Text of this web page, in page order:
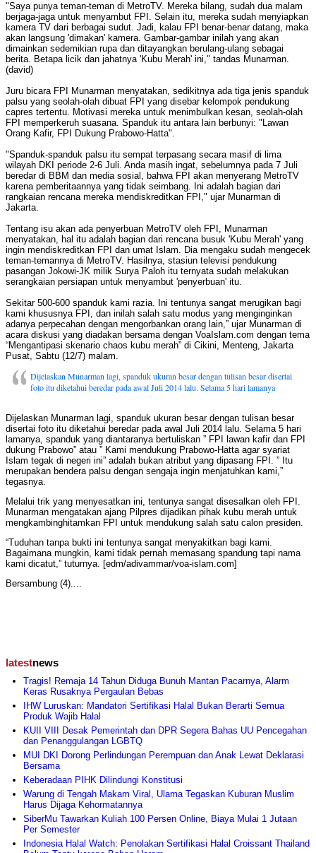
"Saya punya teman-teman di MetroTV. Mereka bilang, sudah dua malam
berjaga-jaga untuk menyambut FPI. Selain itu, mereka sudah menyiapkan
kamera TV dari berbagai sudut. Jadi, kalau FPI benar-benar datang, maka
akan langsung 'dimakan' kamera. Gambar-gambar inilah yang akan
dimainkan sedemikian rupa dan ditayangkan berulang-ulang sebagai
berita. Betapa licik dan jahatnya 'Kubu Merah' ini," tandas Munarman.
(david)
Juru bicara FPI Munarman menyatakan, sedikitnya ada tiga jenis spanduk
palsu yang seolah-olah dibuat FPI yang disebar kelompok pendukung
capres tertentu. Motivasi mereka untuk menimbulkan kesan, seolah-olah
FPI memperkeruh suasana. Spanduk itu antara lain berbunyi: "Lawan
Orang Kafir, FPI Dukung Prabowo-Hatta".
"Spanduk-spanduk palsu itu sempat terpasang secara masif di lima
wilayah DKI periode 2-6 Juli. Anda masih ingat, sebelumnya pada 7 Juli
beredar di BBM dan media sosial, bahwa FPI akan menyerang MetroTV
karena pemberitaannya yang tidak seimbang. Ini adalah bagian dari
rangkaian rencana mereka mendiskreditkan FPI," ujar Munarman di
Jakarta.
Tentang isu akan ada penyerbuan MetroTV oleh FPI, Munarman
menyatakan, hal itu adalah bagian dari rencana busuk 'Kubu Merah' yang
ingin mendiskreditkan FPI dan umat Islam. Dia mengaku sudah mengecek
teman-temannya di MetroTV. Hasilnya, stasiun televisi pendukung
pasangan Jokowi-JK milik Surya Paloh itu ternyata sudah melakukan
serangkaian persiapan untuk menyambut 'penyerbuan' itu.
Sekitar 500-600 spanduk kami razia. Ini tentunya sangat merugikan bagi
kami khususnya FPI, dan inilah salah satu modus yang menginginkan
adanya perpecahan dengan mengorbankan orang lain,” ujar Munarman di
acara diskusi yang diadakan bersama dengan VoaIslam.com dengan tema
“Mengantipasi skenario chaos kubu merah” di Cikini, Menteng, Jakarta
Pusat, Sabtu (12/7) malam.
Dijelaskan Munarman lagi, spanduk ukuran besar dengan tulisan besar disertai
foto itu diketahui beredar pada awal Juli 2014 lalu. Selama 5 hari lamanya
Dijelaskan Munarman lagi, spanduk ukuran besar dengan tulisan besar
disertai foto itu diketahui beredar pada awal Juli 2014 lalu. Selama 5 hari
lamanya, spanduk yang diantaranya bertuliskan ” FPI lawan kafir dan FPI
dukung Prabowo” atau ” Kami mendukung Prabowo-Hatta agar syariat
Islam tegak di negeri ini” adalah bukan atribut yang dipasang FPI. ” Itu
merupakan bendera palsu dengan sengaja ingin menjatuhkan kami,”
tegasnya.
Melalui trik yang menyesatkan ini, tentunya sangat disesalkan oleh FPI.
Munarman mengatakan ajang Pilpres dijadikan pihak kubu merah untuk
mengkambinghitamkan FPI untuk mendukung salah satu calon presiden.
“Tuduhan tanpa bukti ini tentunya sangat menyakitkan bagi kami.
Bagaimana mungkin, kami tidak pernah memasang spandung tapi nama
kami dicatut,” tuturnya. [edm/adivammar/voa-islam.com]
Bersambung (4)....
latestnews
Tragis! Remaja 14 Tahun Diduga Bunuh Mantan Pacarnya, Alarm
Keras Rusaknya Pergaulan Bebas
IHW Luruskan: Mandatori Sertifikasi Halal Bukan Berarti Semua
Produk Wajib Halal
KUII VIII Desak Pemerintah dan DPR Segera Bahas UU Pencegahan
dan Penanggulangan LGBTQ
MUI DKI Dorong Perlindungan Perempuan dan Anak Lewat Deklarasi
Bersama
Keberadaan PIHK Dilindungi Konstitusi
Warung di Tengah Makam Viral, Ulama Tegaskan Kuburan Muslim
Harus Dijaga Kehormatannya
SiberMu Tawarkan Kuliah 100 Persen Online, Biaya Mulai 1 Jutaan
Per Semester
Indonesia Halal Watch: Penolakan Sertifikasi Halal Croissant Thailand